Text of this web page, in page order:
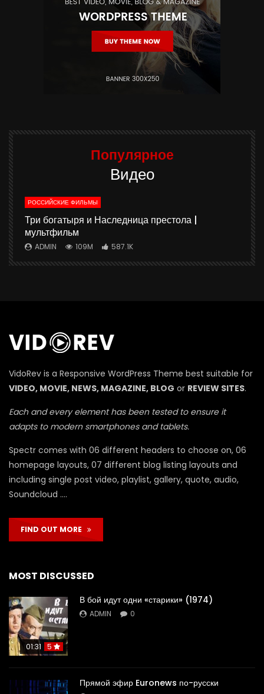
Популярное
Видео
РОССИЙСКИЕ ФИЛЬМЫ
Три богатыря и Наследница престола |
мультфильм
ADMIN 109M 587.1K
VidoRev is a Responsive WordPress Theme best suitable for
VIDEO, MOVIE, NEWS, MAGAZINE, BLOG or REVIEW SITES.
Each and every element has been tested to ensure it
adapts to modern smartphones and tablets.
Spectr comes with 06 different headers to choose on, 06
homepage layouts, 07 different blog listing layouts and
including single post video, playlist, gallery, quote, audio,
Soundcloud ….
FIND OUT MORE
MOST DISCUSSED
01:31 5
В бой идут одни «старики» (1974)
ADMIN 0
Прямой эфир Euronews по-русски